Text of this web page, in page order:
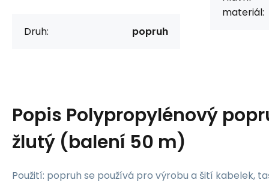
Druh: popruh
materiál:
Popis Polypropylénový
žlutý (balení 50 m)
Použití: popruh se používá pro výrobu a šití kabelek,